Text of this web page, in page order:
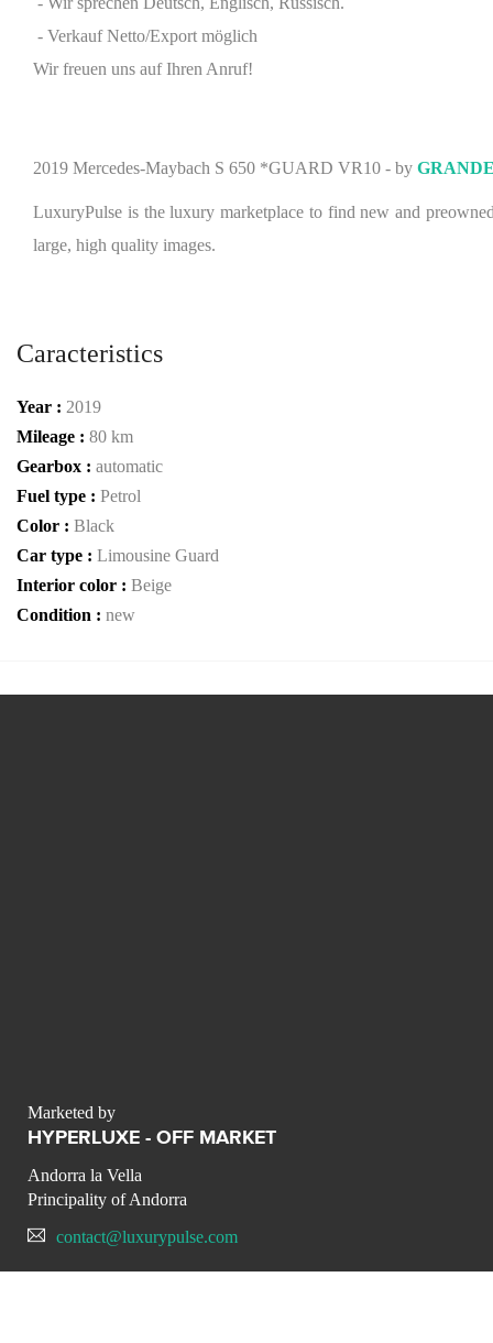
- Verkauf Netto/Export möglich
Wir freuen uns auf Ihren Anruf!
2019 Mercedes-Maybach S 650 *GUARD VR10 - by
LuxuryPulse is the luxury marketplace to find new and
large, high quality images.
Caracteristics
Year : 2019
Mileage : 80 km
Gearbox : automatic
Fuel type : Petrol
Color : Black
Car type : Limousine Guard
Interior color : Beige
Condition : new
Marketed by
HYPERLUXE - OFF MARKET
Andorra la Vella
Principality of Andorra
contact@luxurypulse.com